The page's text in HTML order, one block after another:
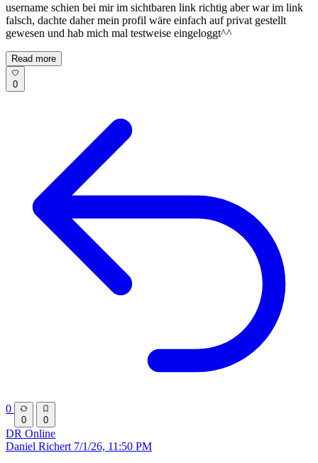
username schien bei mir im sichtbaren link richtig aber war im link
falsch, dachte daher mein profil wäre einfach auf privat gestellt
gewesen und hab mich mal testweise eingeloggt^^
Read more
0
0
0 0
DR Online
Daniel Richert 7/1/26, 11:50 PM